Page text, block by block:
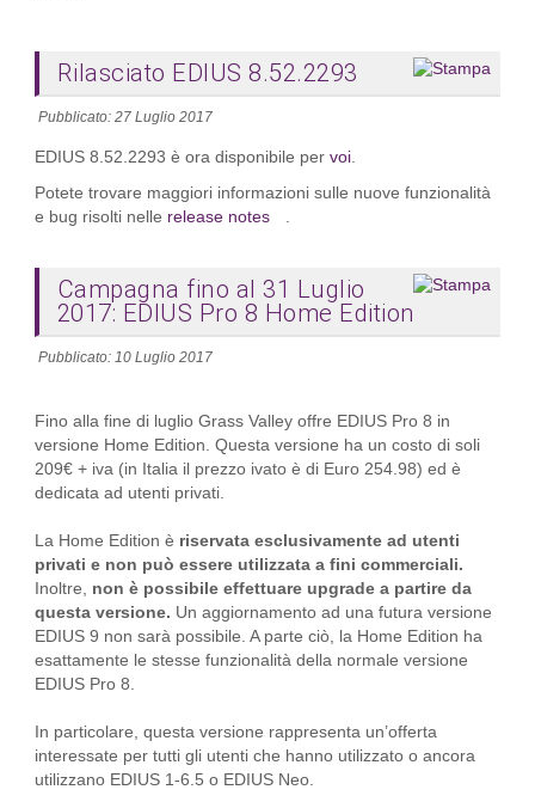
Rilasciato EDIUS 8.52.2293
Pubblicato: 27 Luglio 2017
EDIUS 8.52.2293 è ora disponibile per voi.
Potete trovare maggiori informazioni sulle nuove funzionalità
e bug risolti nelle release notes .
Campagna fino al 31 Luglio
2017: EDIUS Pro 8 Home Edition
Pubblicato: 10 Luglio 2017
Fino alla fine di luglio Grass Valley offre EDIUS Pro 8 in
versione Home Edition. Questa versione ha un costo di soli
209€ + iva (in Italia il prezzo ivato è di Euro 254.98) ed è
dedicata ad utenti privati.
La Home Edition è riservata esclusivamente ad utenti
privati e non può essere utilizzata a fini commerciali.
Inoltre, non è possibile effettuare upgrade a partire da
questa versione. Un aggiornamento ad una futura versione
EDIUS 9 non sarà possibile. A parte ciò, la Home Edition ha
esattamente le stesse funzionalità della normale versione
EDIUS Pro 8.
In particolare, questa versione rappresenta un’offerta
interessate per tutti gli utenti che hanno utilizzato o ancora
utilizzano EDIUS 1-6.5 o EDIUS Neo.